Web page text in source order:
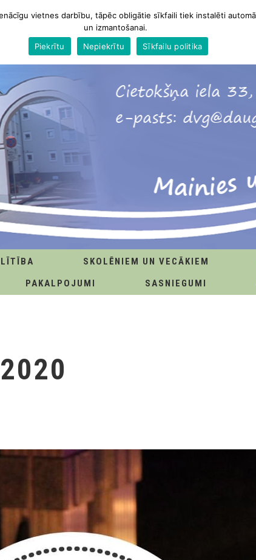
SKOLĒNIEM UN VECĀKIEM
PAKALPOJUMI SASNIEGUMI
vietnes darbību, tāpēc obligātie sīkfaili tiek instalēti
un izmantošanai.
Piekrītu
Nepiekrītu Sīkfailu politika